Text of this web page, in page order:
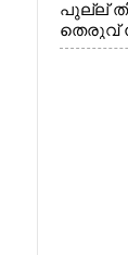
പുല്ല്
തെരുവ്